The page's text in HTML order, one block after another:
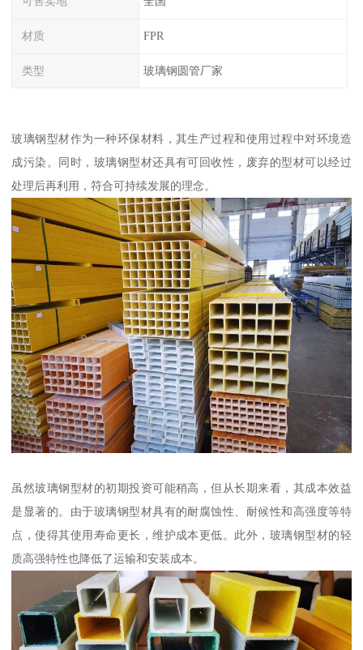
材质 FPR
类型 玻璃钢圆管厂家
玻璃钢型材作为一种环保材料，其生产过程和使用过程中对环境造
成污染。同时，玻璃钢型材还具有可回收性，废弃的型材可以经过
处理后再利用，符合可持续发展的理念。
虽然玻璃钢型材的初期投资可能稍高，但从长期来看，其成本效益
是显著的。由于玻璃钢型材具有的耐腐蚀性、耐候性和高强度等特
点，使得其使用寿命更长，维护成本更低。此外，玻璃钢型材的轻
质高强特性也降低了运输和安装成本。